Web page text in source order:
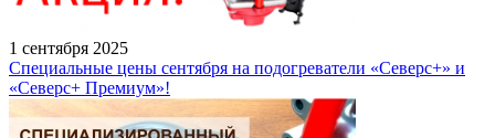
1 сентября 2025
Специальные цены сентября на подогреватели «Северс+» и
«Северс+ Премиум»!